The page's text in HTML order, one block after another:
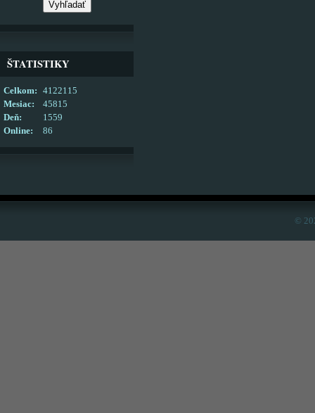
ŠTATISTIKY
Online: 86
Celkom:
4122115
Mesiac:
45815
Deň:
1559
©